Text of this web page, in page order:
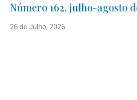
Número 162, julho-agosto
26 de Julho, 2026